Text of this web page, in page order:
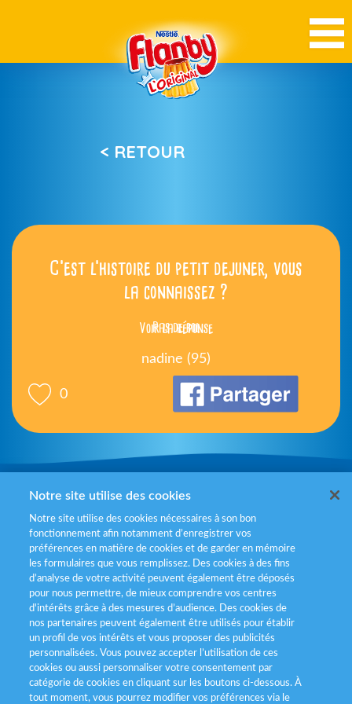
< RETOUR
C’est l’histoire du petit dejuner, vous
la connaissez ?
Voir la réponse
Pas de bol.
0
nadine (95)
Mentions légales
Politiques de gestion des cookies
Politique données personnelles
Services consommateurs
Déclaration d’accessibilité
Notre site utilise des cookies
Notre site utilise des cookies nécessaires à son bon
fonctionnement afin notamment d’enregistrer vos
préférences en matière de cookies et de garder en mémoire
les formulaires que vous remplissez. Des cookies à des fins
d’analyse de votre activité peuvent également être déposés
pour nous permettre, de mieux comprendre vos centres
d'intérêts grâce à des mesures d’audience. Des cookies de
nos partenaires peuvent également être utilisés pour établir
un profil de vos intérêts et vous proposer des publicités
personnalisées. Vous pouvez accepter l’utilisation de ces
cookies ou aussi personnaliser votre consentement par
catégorie de cookies en cliquant sur les boutons ci-dessous. À
tout moment, vous pourrez modifier vos préférences via le